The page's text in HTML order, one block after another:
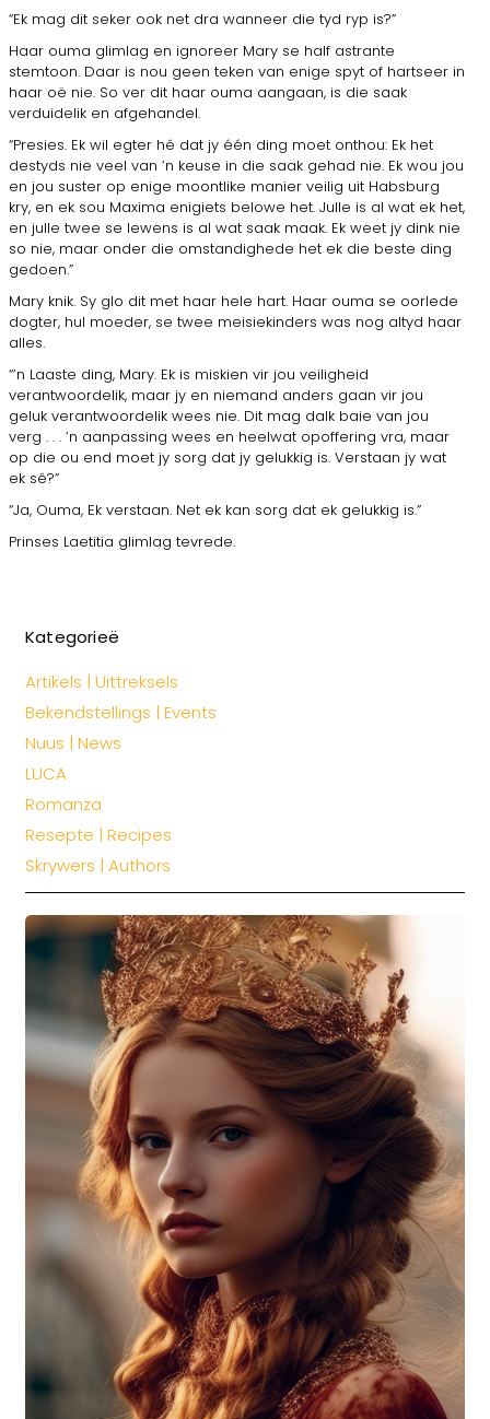
“Ek mag dit seker ook net dra wanneer die tyd ryp is?”
Haar ouma glimlag en ignoreer Mary se half astrante
stemtoon. Daar is nou geen teken van enige spyt of hartseer in
haar oë nie. So ver dit haar ouma aangaan, is die saak
verduidelik en afgehandel.
“Presies. Ek wil egter hê dat jy één ding moet onthou: Ek het
destyds nie veel van ’n keuse in die saak gehad nie. Ek wou jou
en jou suster op enige moontlike manier veilig uit Habsburg
kry, en ek sou Maxima enigiets belowe het. Julle is al wat ek het,
en julle twee se lewens is al wat saak maak. Ek weet jy dink nie
so nie, maar onder die omstandighede het ek die beste ding
gedoen.”
Mary knik. Sy glo dit met haar hele hart. Haar ouma se oorlede
dogter, hul moeder, se twee meisiekinders was nog altyd haar
alles.
“’n Laaste ding, Mary. Ek is miskien vir jou veiligheid
verantwoordelik, maar jy en niemand anders gaan vir jou
geluk verantwoordelik wees nie. Dit mag dalk baie van jou
verg . . . ’n aanpassing wees en heelwat opoffering vra, maar
op die ou end moet jy sorg dat jy gelukkig is. Verstaan jy wat
ek sê?”
“Ja, Ouma, Ek verstaan. Net ek kan sorg dat ek gelukkig is.”
Prinses Laetitia glimlag tevrede.
Kategorieë
Artikels | Uittreksels
Bekendstellings | Events
Nuus | News
LUCA
Romanza
Resepte | Recipes
Skrywers | Authors